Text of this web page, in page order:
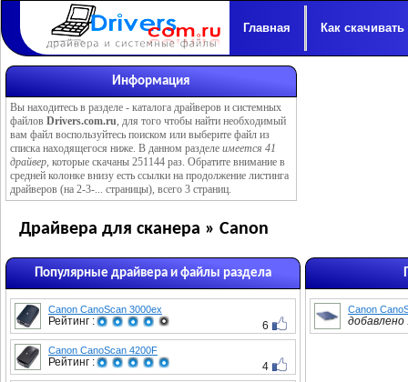
Главная Как скачивать
Информация
Вы находитесь в разделе - каталога драйверов и системных
файлов Drivers.com.ru, для того чтобы найти необходимый
вам файл воспользуйтесь поиском или выберите файл из
списка находящегося ниже. В данном разделе имеется 41
драйвер, которые скачаны 251144 раз. Обратите внимание в
средней колонке внизу есть ссылки на продолжение листинга
драйверов (на 2-3-... страницы), всего 3 страниц.
Драйвера для сканера » Canon
Популярные драйвера и файлы раздела
Canon CanoScan 3000ex
Рейтинг : 6
Canon CanoScan 4200F
Рейтинг : 4
Canon
добавлено